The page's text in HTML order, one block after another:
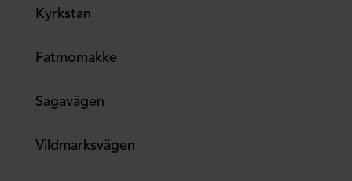
Kyrkstan
Fatmomakke
Sagavägen
Vildmarksvägen